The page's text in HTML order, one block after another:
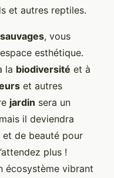
et autres reptiles.
, vous
esthétique.
la biodiversité et à
et autres
jardin sera un
il deviendra
et de beauté pour
plus !
écosystème vibrant